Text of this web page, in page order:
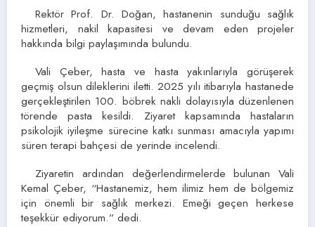
Rektör Prof. Dr. Doğan, hastanenin sunduğu sağlık
hizmetleri, nakil kapasitesi ve devam eden projeler
hakkında bilgi paylaşımında bulundu.
Vali Çeber, hasta ve hasta yakınlarıyla görüşerek
geçmiş olsun dileklerini iletti. 2025 yılı itibarıyla hastanede
gerçekleştirilen 100. böbrek nakli dolayısıyla düzenlenen
törende pasta kesildi. Ziyaret kapsamında hastaların
psikolojik iyileşme sürecine katkı sunması amacıyla yapımı
süren terapi bahçesi de yerinde incelendi.
Ziyaretin ardından değerlendirmelerde bulunan Vali
Kemal Çeber, “Hastanemiz, hem ilimiz hem de bölgemiz
için önemli bir sağlık merkezi. Emeği geçen herkese
teşekkür ediyorum.” dedi.